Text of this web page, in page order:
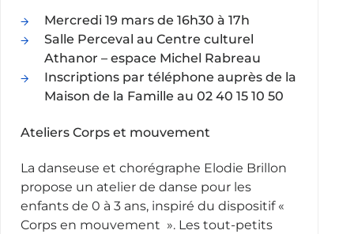
Mercredi 19 mars de 16h30 à 17h
Salle Perceval au Centre culturel
Athanor – espace Michel Rabreau
Inscriptions par téléphone auprès de la
Maison de la Famille au 02 40 15 10 50
Ateliers Corps et mouvement
La danseuse et chorégraphe Elodie Brillon
propose un atelier de danse pour les
enfants de 0 à 3 ans, inspiré du dispositif «
Corps en mouvement ». Les tout-petits